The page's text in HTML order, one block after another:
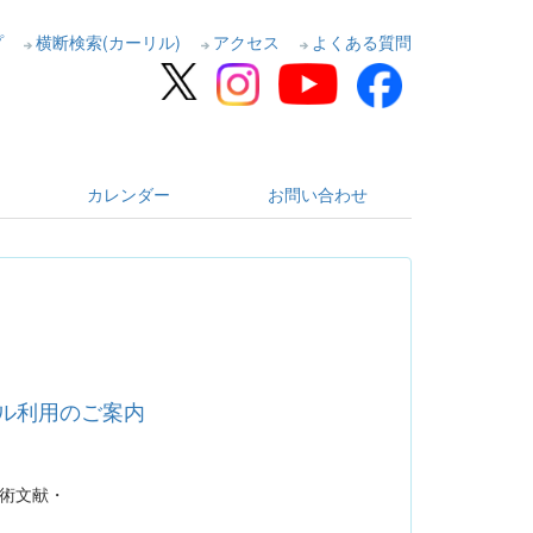
横断検索(カーリル) アクセス よくある質問
カレンダー お問い合わせ
利用のご案内
文献・